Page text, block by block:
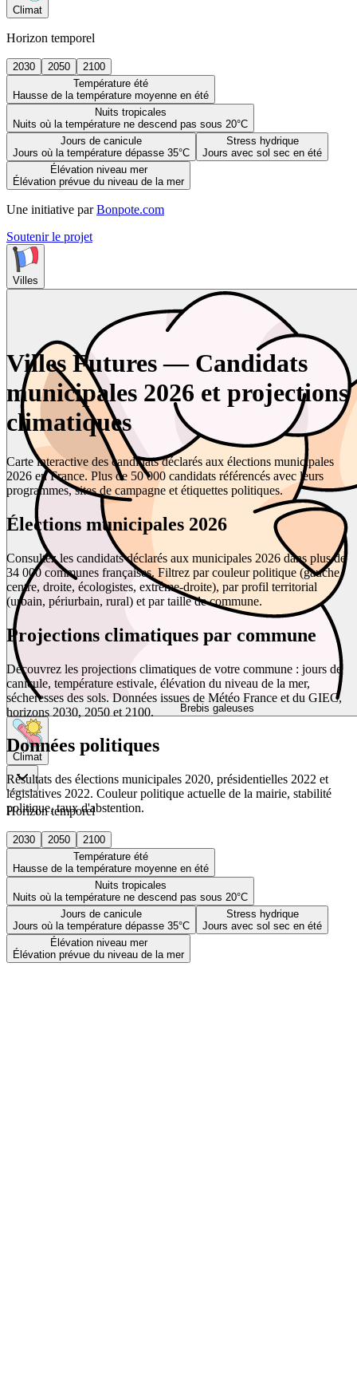
Climat
Horizon temporel
2030 2050
2100
Température été
Hausse de la température moyenne en été
Nuits tropicales
Nuits où la température ne descend pas sous 20°C
Jours de canicule
Jours où la température dépasse 35°C
Stress hydrique
Jours avec sol sec en été
Élévation niveau mer
Élévation prévue du niveau de la mer
Une initiative par Bonpote.com
Soutenir le projet
Villes
Brebis galeuses
Climat
Horizon temporel
2030 2050
2100
Température été
Hausse de la température moyenne en été
Nuits tropicales
Nuits où la température ne descend pas sous 20°C
Jours de canicule
Jours où la température dépasse 35°C
Stress hydrique
Jours avec sol sec en été
Élévation niveau mer
Élévation prévue du niveau de la mer
Villes Futures — Candidats
municipales 2026 et projections
climatiques
Carte interactive des candidats déclarés aux élections municipales
2026 en France. Plus de 50 000 candidats référencés avec leurs
programmes, sites de campagne et étiquettes politiques.
Élections municipales 2026
Consultez les candidats déclarés aux municipales 2026 dans plus de
34 000 communes françaises. Filtrez par couleur politique (gauche,
centre, droite, écologistes, extrême-droite), par profil territorial
(urbain, périurbain, rural) et par taille de commune.
Projections climatiques par commune
Découvrez les projections climatiques de votre commune : jours de
canicule, température estivale, élévation du niveau de la mer,
sécheresses des sols. Données issues de Météo France et du GIEC,
horizons 2030, 2050 et 2100.
Données politiques
Résultats des élections municipales 2020, présidentielles 2022 et
législatives 2022. Couleur politique actuelle de la mairie, stabilité
politique, taux d'abstention.